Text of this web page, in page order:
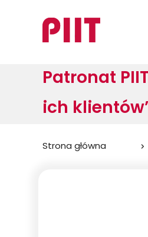
Patronat
ich
Jesteś
Strona główna